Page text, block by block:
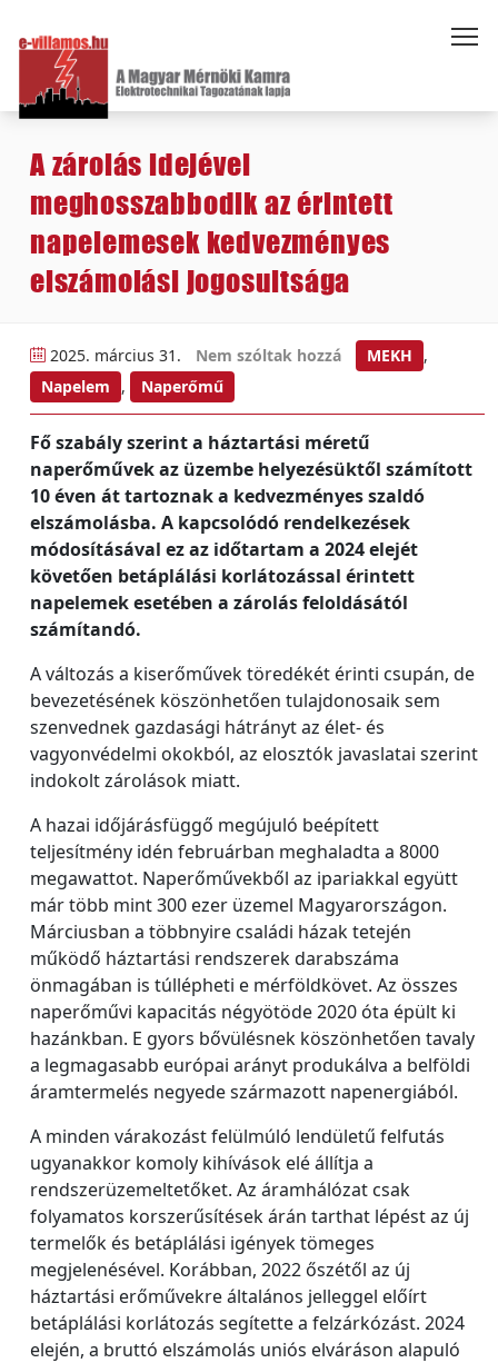
A zárolás idejével
meghosszabbodik az érintett
napelemesek kedvezményes
elszámolási jogosultsága
2025. március 31. Nem szóltak hozzá MEKH
,
Napelem
, Naperőmű
Fő szabály szerint a háztartási méretű
naperőművek az üzembe helyezésüktől számított
10 éven át tartoznak a kedvezményes szaldó
elszámolásba. A kapcsolódó rendelkezések
módosításával ez az időtartam a 2024 elejét
követően betáplálási korlátozással érintett
napelemek esetében a zárolás feloldásától
számítandó.
A változás a kiserőművek töredékét érinti csupán, de
bevezetésének köszönhetően tulajdonosaik sem
szenvednek gazdasági hátrányt az élet- és
vagyonvédelmi okokból, az elosztók javaslatai szerint
indokolt zárolások miatt.
A hazai időjárásfüggő megújuló beépített
teljesítmény idén februárban meghaladta a 8000
megawattot. Naperőművekből az ipariakkal együtt
már több mint 300 ezer üzemel Magyarországon.
Márciusban a többnyire családi házak tetején
működő háztartási rendszerek darabszáma
önmagában is túllépheti e mérföldkövet. Az összes
naperőművi kapacitás négyötöde 2020 óta épült ki
hazánkban. E gyors bővülésnek köszönhetően tavaly
a legmagasabb európai arányt produkálva a belföldi
áramtermelés negyede származott napenergiából.
A minden várakozást felülmúló lendületű felfutás
ugyanakkor komoly kihívások elé állítja a
rendszerüzemeltetőket. Az áramhálózat csak
folyamatos korszerűsítések árán tarthat lépést az új
termelők és betáplálási igények tömeges
megjelenésével. Korábban, 2022 őszétől az új
háztartási erőművekre általános jelleggel előírt
betáplálási korlátozás segítette a felzárkózást. 2024
elején, a bruttó elszámolás uniós elváráson alapuló